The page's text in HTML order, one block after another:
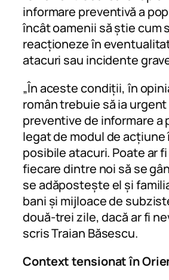
informare preventivă a
încât oamenii să știe cum
reacționeze în
atacuri sau incidente
„În aceste condiții, în
român trebuie să ia
preventive de informare a
legat de modul de acțiune
posibile atacuri. Poate ar
fiecare dintre noi să se
se adăpostește el și
bani și mijloace de
două-trei zile, dacă ar fi
scris Traian Băsescu.
Context tensionat în